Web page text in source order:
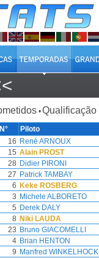
•Qualificação
N° Piloto
16 René ARNOUX
15 Alain PROST
28 Didier PIRONI
27 Patrick TAMBAY
6 Keke ROSBERG
3 Michele ALBORETO
5 Derek DALY
8 Niki LAUDA
23 Bruno GIACOMELLI
4 Brian HENTON
9 Manfred WINKELHOCK